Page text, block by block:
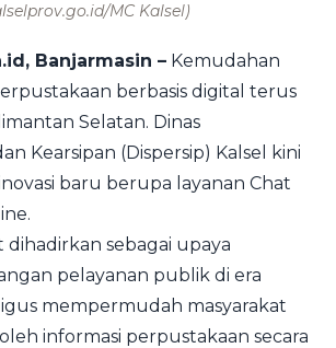
MC Kalsel)
Banjarmasin – Kemudahan
berbasis digital terus
Selatan. Dinas
Kearsipan (Dispersip) Kalsel kini
baru berupa layanan Chat
dihadirkan sebagai upaya
pelayanan publik di era
mempermudah masyarakat
informasi perpustakaan secara